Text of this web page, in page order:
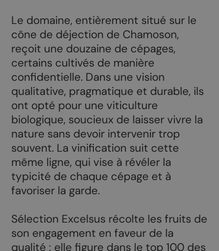
Le domaine, entièrement situé sur le
cône de déjection de Chamoson,
reçoit une douzaine de cépages,
certains cultivés de manière
confidentielle. Dans une vision
qualitative, pragmatique et durable, ils
ont opté pour une viticulture
biologique, soucieux de laisser vivre la
nature sans devoir intervenir trop
souvent. La vinification suit cette
même ligne, qui vise à révéler la
typicité de chaque cépage et à
favoriser la garde.
Sélection Excelsus récolte les fruits de
son engagement en faveur de la
qualité : elle figure dans le top 100 des